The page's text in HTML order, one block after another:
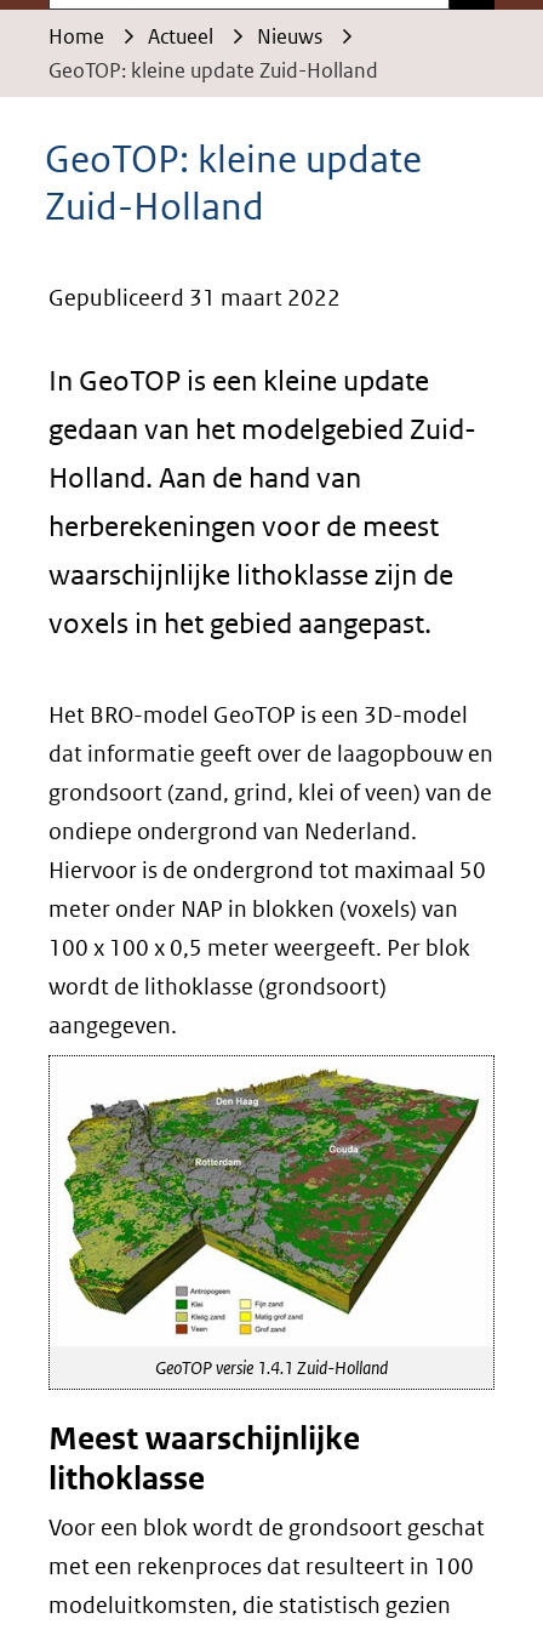
Home Actueel
Nieuws
GeoTOP: kleine update Zuid-Holland
GeoTOP: kleine update
Zuid-Holland
Gepubliceerd 31 maart 2022
In GeoTOP is een kleine update
gedaan van het modelgebied Zuid-
Holland. Aan de hand van
herberekeningen voor de meest
waarschijnlijke lithoklasse zijn de
voxels in het gebied aangepast.
Het BRO-model GeoTOP is een 3D-model
dat informatie geeft over de laagopbouw en
grondsoort (zand, grind, klei of veen) van de
ondiepe ondergrond van Nederland.
Hiervoor is de ondergrond tot maximaal 50
meter onder NAP in blokken (voxels) van
100 x 100 x 0,5 meter weergeeft. Per blok
wordt de lithoklasse (grondsoort)
aangegeven.
GeoTOP versie 1.4.1 Zuid-Holland
Meest waarschijnlijke
lithoklasse
Voor een blok wordt de grondsoort geschat
met een rekenproces dat resulteert in 100
modeluitkomsten, die statistisch gezien